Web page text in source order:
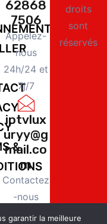
&
62868
7506
Appelez-
nous
24h/24 et
7j/7
iptvlux
uryy@g
mail.co
m
Contactez
-nous
24h/24 et
droits
sont
réservés
garantir la meilleure